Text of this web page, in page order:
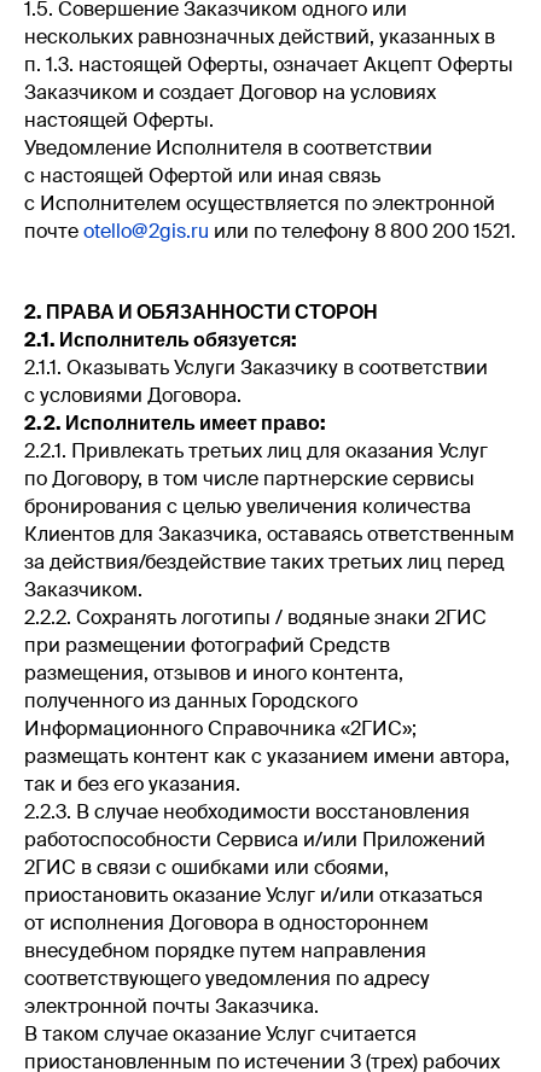
1.5. Совершение Заказчиком одного или
нескольких равнозначных действий, указанных в
п. 1.3. настоящей Оферты, означает Акцепт Оферты
Заказчиком и создает Договор на условиях
настоящей Оферты.
Уведомление Исполнителя в соответствии
с настоящей Офертой или иная связь
с Исполнителем осуществляется по электронной
почтеotello@2gis.ru или по телефону 8 800 200 1521.
2. ПРАВА И ОБЯЗАННОСТИ СТОРОН
2.1. Исполнитель обязуется:
2.1.1. Оказывать Услуги Заказчику в соответствии
с условиями Договора.
2.2. Исполнитель имеет право:
2.2.1. Привлекать третьих лиц для оказания Услуг
по Договору, в том числе партнерские сервисы
бронирования с целью увеличения количества
Клиентов для Заказчика, оставаясь ответственным
за действия/бездействие таких третьих лиц перед
Заказчиком.
2.2.2. Сохранять логотипы / водяные знаки 2ГИС
при размещении фотографий Средств
размещения, отзывов и иного контента,
полученного из данных Городского
Информационного Справочника «2ГИС»;
размещать контент как с указанием имени автора,
так и без его указания.
2.2.3. В случае необходимости восстановления
работоспособности Сервиса и/или Приложений
2ГИС в связи с ошибками или сбоями,
приостановить оказание Услуг и/или отказаться
от исполнения Договора в одностороннем
внесудебном порядке путем направления
соответствующего уведомления по адресу
электронной почты Заказчика.
В таком случае оказание Услуг считается
приостановленным по истечении 3 (трех) рабочих